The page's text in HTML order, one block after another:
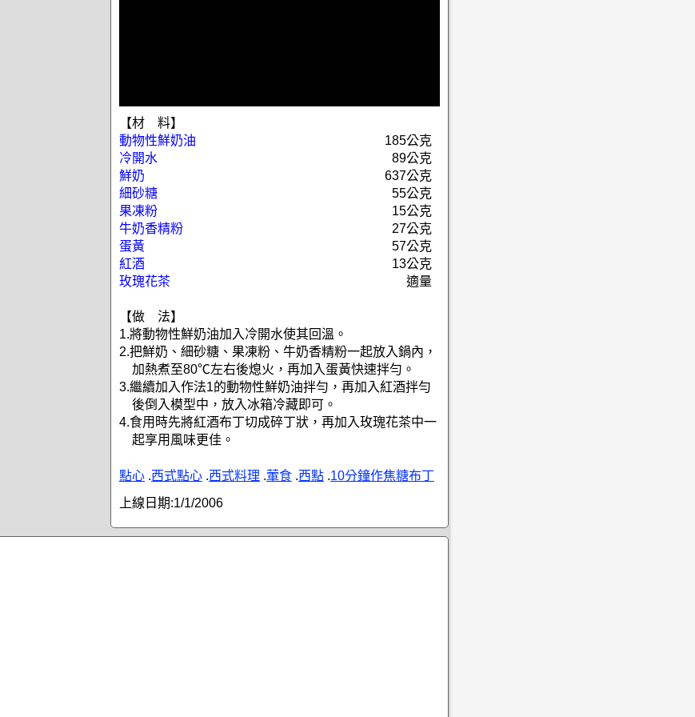
【材 料】
動物性鮮奶油
185公克
冷開水
89公克
鮮奶
637公克
細砂糖
55公克
果凍粉
15公克
牛奶香精粉
27公克
蛋黃
57公克
紅酒
13公克
玫瑰花茶
適量
【做 法】
1.將動物性鮮奶油加入冷開水使其回溫。
2.把鮮奶、細砂糖、果凍粉、牛奶香精粉一起放入鍋內，
加熱煮至80℃左右後熄火，再加入蛋黃快速拌勻。
3.繼續加入作法1的動物性鮮奶油拌勻，再加入紅酒拌勻
後倒入模型中，放入冰箱冷藏即可。
4.食用時先將紅酒布丁切成碎丁狀，再加入玫瑰花茶中一
起享用風味更佳。
點心 .西式點心 .西式料理 .葷食 .西點 .10分鐘作焦糖布丁
上線日期:1/1/2006